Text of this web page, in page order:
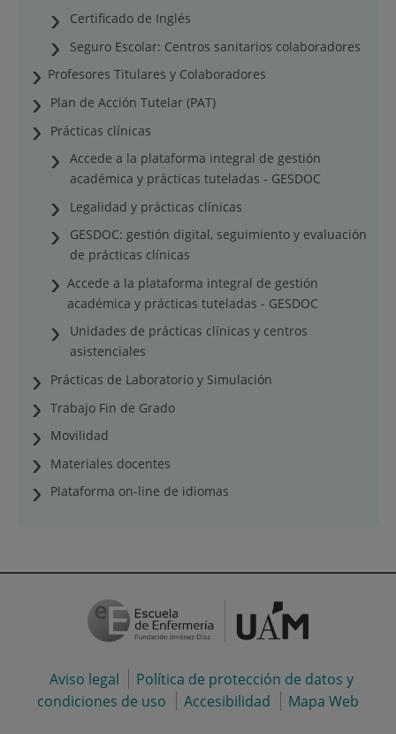
Certificado de Inglés
Seguro Escolar: Centros sanitarios colaboradores
Profesores Titulares y Colaboradores
Plan de Acción Tutelar (PAT)
Prácticas clínicas
Accede a la plataforma integral de gestión
académica y prácticas tuteladas - GESDOC
Legalidad y prácticas clínicas
GESDOC: gestión digital, seguimiento y evaluación
de prácticas clínicas
Accede a la plataforma integral de gestión
académica y prácticas tuteladas - GESDOC
Unidades de prácticas clínicas y centros
asistenciales
Prácticas de Laboratorio y Simulación
Trabajo Fin de Grado
Movilidad
Materiales docentes
Plataforma on-line de idiomas
Aviso legal
Política de protección de datos y
condiciones de uso
Accesibilidad Mapa Web